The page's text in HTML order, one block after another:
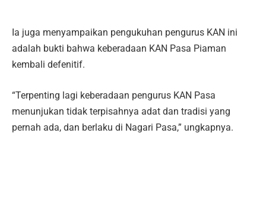
Ia juga menyampaikan pengukuhan pengurus KAN ini
adalah bukti bahwa keberadaan KAN Pasa Piaman
kembali defenitif.
“Terpenting lagi keberadaan pengurus KAN Pasa
menunjukan tidak terpisahnya adat dan tradisi yang
pernah ada, dan berlaku di Nagari Pasa,” ungkapnya.